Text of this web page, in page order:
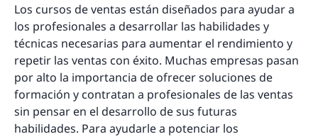
Los cursos de ventas están diseñados para ayudar a
los profesionales a desarrollar las habilidades y
técnicas necesarias para aumentar el rendimiento y
repetir las ventas con éxito. Muchas empresas pasan
por alto la importancia de ofrecer soluciones de
formación y contratan a profesionales de las ventas
sin pensar en el desarrollo de sus futuras
habilidades. Para ayudarle a potenciar los